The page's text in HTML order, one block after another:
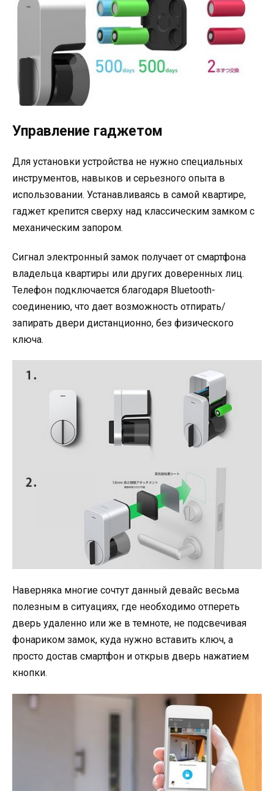
Управление гаджетом
Для установки устройства не нужно специальных
инструментов, навыков и серьезного опыта в
использовании. Устанавливаясь в самой квартире,
гаджет крепится сверху над классическим замком с
механическим запором.
Сигнал электронный замок получает от смартфона
владельца квартиры или других доверенных лиц.
Телефон подключается благодаря Bluetooth-
соединению, что дает возможность отпирать/
запирать двери дистанционно, без физического
ключа.
Наверняка многие сочтут данный девайс весьма
полезным в ситуациях, где необходимо отпереть
дверь удаленно или же в темноте, не подсвечивая
фонариком замок, куда нужно вставить ключ, а
просто достав смартфон и открыв дверь нажатием
кнопки.